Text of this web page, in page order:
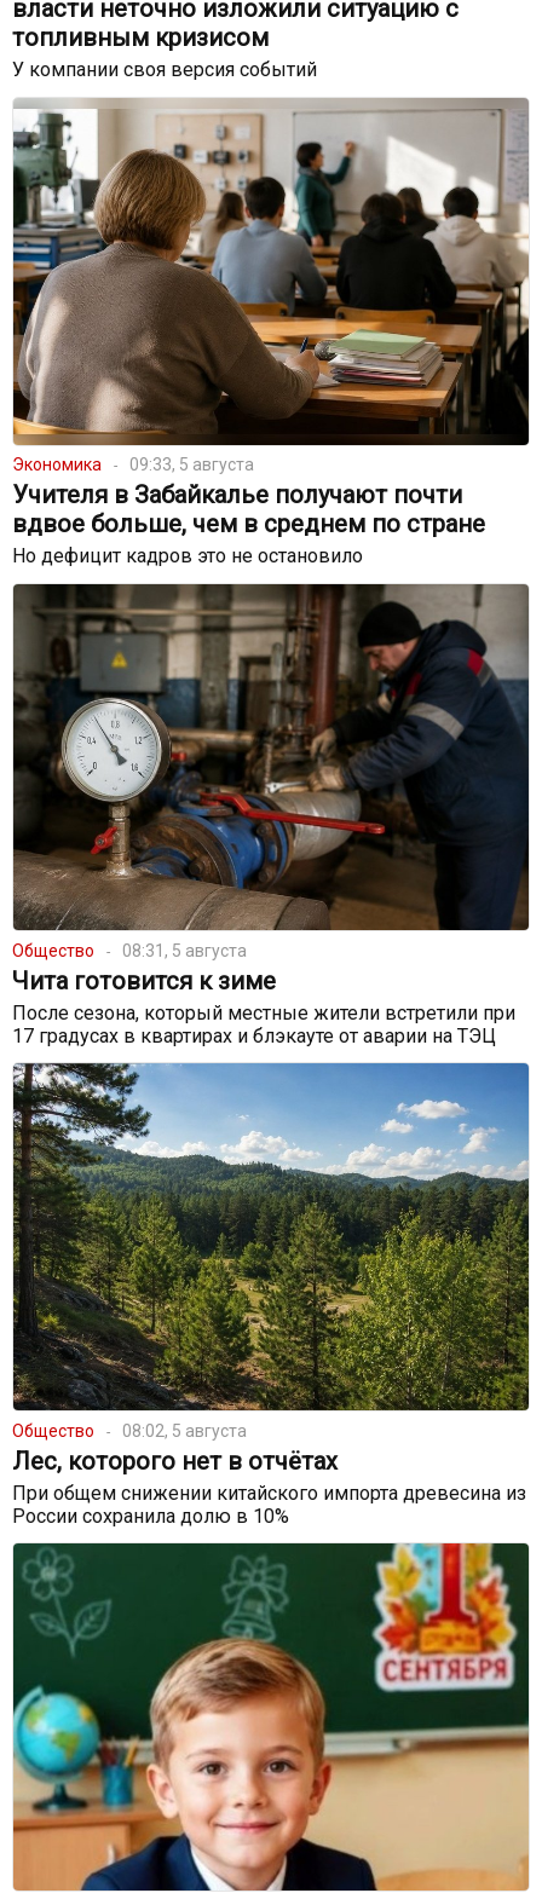
власти неточно изложили ситуацию с
топливным кризисом
У компании своя версия событий
Экономика 09:33, 5 августа
Учителя в Забайкалье получают почти
вдвое больше, чем в среднем по стране
Но дефицит кадров это не остановило
Общество 08:31, 5 августа
Чита готовится к зиме
После сезона, который местные жители встретили при
17 градусах в квартирах и блэкауте от аварии на ТЭЦ
Общество 08:02, 5 августа
Лес, которого нет в отчётах
При общем снижении китайского импорта древесина из
России сохранила долю в 10%